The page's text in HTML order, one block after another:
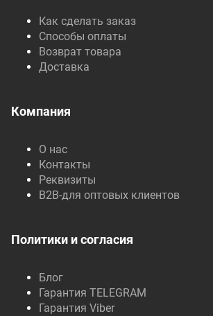
Как сделать заказ
Способы оплаты
Возврат товара
Доставка
Компания
О нас
Контакты
Реквизиты
B2B-для оптовых клиентов
Политики и согласия
Блог
Гарантия TELEGRAM
Гарантия Viber